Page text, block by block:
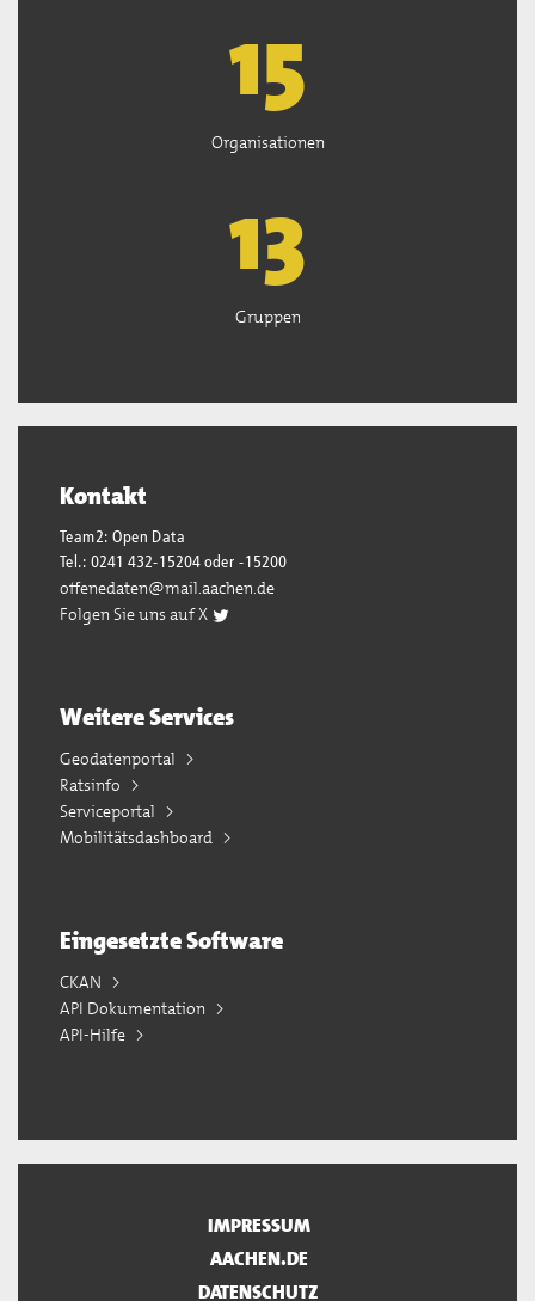
15
Organisationen
13
Gruppen
Kontakt
Team2: Open Data
Tel.: 0241 432-15204 oder -15200
offenedaten@mail.aachen.de
Folgen Sie uns auf X
Weitere Services
Geodatenportal
Ratsinfo
Serviceportal
Mobilitätsdashboard
Eingesetzte Software
CKAN
API Dokumentation
API-Hilfe
IMPRESSUM
AACHEN.DE
DATENSCHUTZ